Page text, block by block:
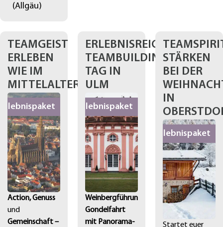
(Allgäu)
TEAMGEIST
ERLEBEN
WIE IM
MITTELALTER
Erlebnispaket
Action, Genuss
und
Gemeinschaft –
ERLEBNISREICHER
TEAMBUILDING-
TAG IN
ULM
Erlebnispaket
Weinbergführung,
Gondelfahrt
mit Panorama-
STÄRKEN
BEI DER
IN
Erlebnispaket
Startet euer